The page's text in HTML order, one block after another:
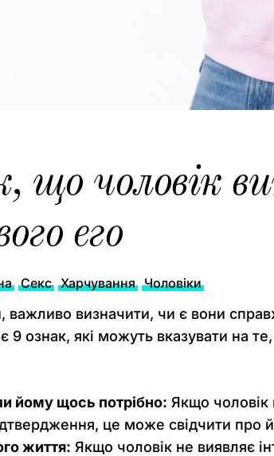
що чоловік
его
Секс Харчування Чоловіки
важливо визначити, чи є вони
9 ознак, які можуть вказувати на
йому щось потрібно: Якщо чоловік
це може свідчити про
життя: Якщо чоловік не виявляє